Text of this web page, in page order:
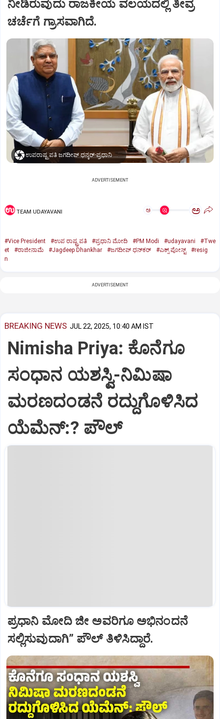
ನೀಡಿರುವುದು ರಾಜಕೀಯ ವಲಯದಲ್ಲಿ ತೀವ್ರ
ಚರ್ಚೆಗೆ ಗ್ರಾಸವಾಗಿದೆ.
ಉಪರಾಷ್ಟ್ರಪತಿ ಜಗದೀಪ್‌ ಧನ್ಕರ್-ಪ್ರಧಾನಿ ಮೋದಿ
ADVERTISEMENT
TEAM UDAYAVANI ಅ ಅ
#Vice President #ಉಪ ರಾಷ್ಟ್ರಪತಿ #ಪ್ರಧಾನಿ ಮೋದಿ #PM Modi #udayavani
#Twe
et
#ರಾಜೀನಾಮೆ #Jagdeep Dhankhar #ಜಗದೀಪ್‌ ಧನ್‌ಕರ್‌ #ಎಕ್ಸ್‌ ಪೋಸ್ಟ್
#resig
n
ADVERTISEMENT
BREAKING NEWS JUL 22, 2025, 10:40 AM IST
Nimisha Priya: ಕೊನೆಗೂ
ಸಂಧಾನ ಯಶಸ್ವಿ-ನಿಮಿಷಾ
ಮರಣದಂಡನೆ ರದ್ದುಗೊಳಿಸಿದ
ಯೆಮೆನ್:? ಪೌಲ್
ಪ್ರಧಾನಿ ಮೋದಿ ಜೀ ಅವರಿಗೂ ಅಭಿನಂದನೆ
ಸಲ್ಲಿಸುವುದಾಗಿ” ಪೌಲ್‌ ತಿಳಿಸಿದ್ದಾರೆ.